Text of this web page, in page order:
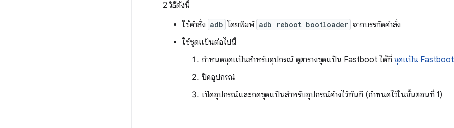
2 วิธีดังนี้
ใช้คำสั่ง adb โดยพิมพ์ adb reboot bootloader จากบรรทัดคำสั่ง
ใช้ชุดแป้นต่อไปนี้
กำหนดชุดแป้นสำหรับอุปกรณ์ ดูตารางชุดแป้น Fastboot ได้ที่ ชุดแป้น Fastboot
ปิดอุปกรณ์
เปิดอุปกรณ์และกดชุดแป้นสำหรับอุปกรณ์ค้างไว้ทันที (กำหนดไว้ในขั้นตอนที่ 1)